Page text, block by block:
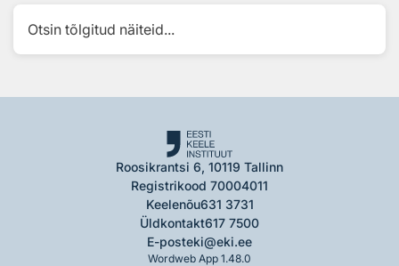
Otsin tõlgitud näiteid...
Roosikrantsi 6, 10119 Tallinn
Registrikood 70004011
Keelenõu631 3731
Üldkontakt617 7500
E-posteki@eki.ee
Wordweb App 1.48.0